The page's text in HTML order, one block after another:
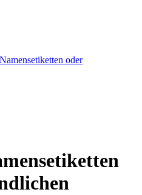
Namensetiketten oder